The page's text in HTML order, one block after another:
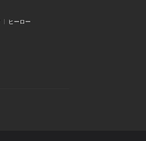
ヒーロー